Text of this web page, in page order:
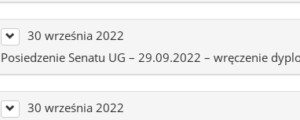
30 września 2022
Posiedzenie Senatu UG – 29.09.2022 – wręczenie
30 września 2022